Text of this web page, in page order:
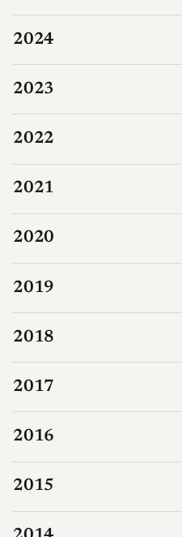
2024
2023
2022
2021
2020
2019
2018
2017
2016
2015